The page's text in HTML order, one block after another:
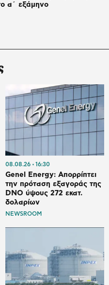
α΄ εξάμηνο
08.08.26 16:30
Genel Energy: Απορρίπτει
την πρόταση εξαγοράς της
DNO ύψους 272 εκατ.
δολαρίων
NEWSROOM